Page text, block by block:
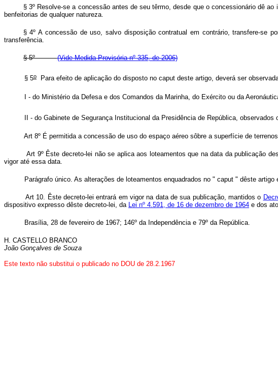
§ 3º Resolve-se a concessão antes de seu têrmo, desde que o concessionário dê
benfeitorias de qualquer natureza.
§ 4º A concessão de uso, salvo disposição contratual em contrário, transfere-se
transferência.
§ 5º(Vide Medida Provisória nº 335, de 2006)
§ 5o Para efeito de aplicação do disposto no caput deste artigo, deverá ser
I - do Ministério da Defesa e dos Comandos da Marinha, do Exército ou da
II - do Gabinete de Segurança Institucional da Presidência de República,
Art 8º É permitida a concessão de uso do espaço aéreo sôbre a superfície de
Art 9º Êste decreto-lei não se aplica aos loteamentos que na data da publicação
vigor até essa data.
Parágrafo único. As alterações de loteamentos enquadrados no " caput " dêste artigo
Art 10. Êste decreto-lei entrará em vigor na data de sua publicação, mantidos o
dispositivo expresso dêste decreto-lei, da Lei nº 4.591, de 16 de dezembro de 1964 e dos
Brasília, 28 de fevereiro de 1967; 146º da Independência e 79º da República.
H. CASTELLO BRANCO
João Gonçalves de Souza
Este texto não substitui o publicado no DOU de 28.2.1967